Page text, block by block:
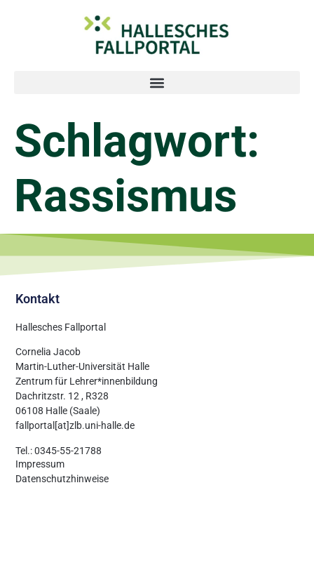
Schlagwort:
Rassismus
Kontakt
Hallesches Fallportal
Cornelia Jacob
Martin-Luther-Universität Halle
Zentrum für Lehrer*innenbildung
Dachritzstr. 12 , R328
06108 Halle (Saale)
fallportal[at]zlb.uni-halle.de
Tel.: 0345-55-21788
Impressum
Datenschutzhinweise